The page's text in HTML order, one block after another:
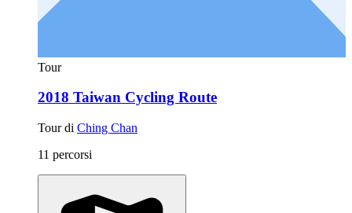
Tour
2018 Taiwan Cycling Route
Tour di Ching Chan
11 percorsi